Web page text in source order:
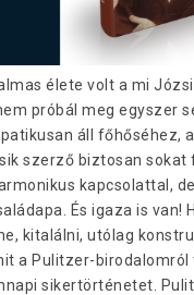
élete volt a mi
próbál meg egyszer
áll főhőséhez,
szerző biztosan
kapcsolattal,
És igaza is van!
kitalálni, utólag
a Pulitzer-birodalomról
sikertörténetet.